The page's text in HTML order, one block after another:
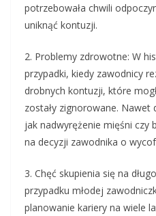
potrzebowała chwili
uniknąć kontuzji.
2. Problemy zdrowotne: W
przypadki, kiedy zawodnicy
drobnych kontuzji, które
zostały zignorowane.
jak nadwyrężenie mięśni czy
na decyzji zawodnika o
3. Chęć skupienia się na
przypadku młodej
planowanie kariery na wiele